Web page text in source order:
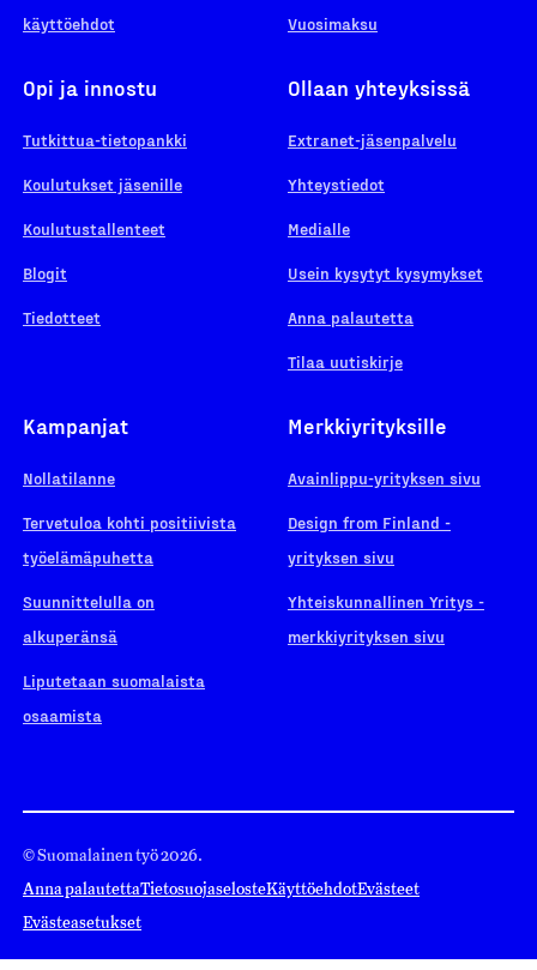
käyttöehdot
Vuosimaksu
Opi ja innostu
Tutkittua-tietopankki
Koulutukset jäsenille
Koulutustallenteet
Blogit
Tiedotteet
Ollaan yhteyksissä
Extranet-jäsenpalvelu
Yhteystiedot
Medialle
Usein kysytyt kysymykset
Anna palautetta
Tilaa uutiskirje
Kampanjat
Nollatilanne
Tervetuloa kohti positiivista
työelämäpuhetta
Suunnittelulla on
alkuperänsä
Liputetaan suomalaista
osaamista
Merkkiyrityksille
Avainlippu-yrityksen sivu
Design from Finland -
yrityksen sivu
Yhteiskunnallinen Yritys -
merkkiyrityksen sivu
© Suomalainen työ 2026.
Anna palautettaTietosuojaselosteKäyttöehdotEvästeet
Evästeasetukset